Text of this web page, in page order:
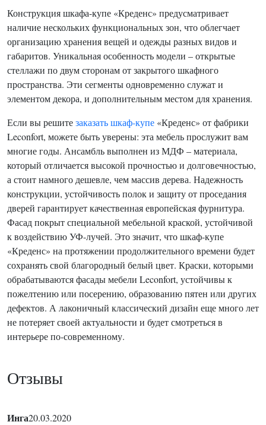
Конструкция шкафа-купе «Креденс» предусматривает
наличие нескольких функциональных зон, что облегчает
организацию хранения вещей и одежды разных видов и
габаритов. Уникальная особенность модели – открытые
стеллажи по двум сторонам от закрытого шкафного
пространства. Эти сегменты одновременно служат и
элементом декора, и дополнительным местом для хранения.
Если вы решитезаказать шкаф-купе «Креденс» от фабрики
Leconfort, можете быть уверены: эта мебель прослужит вам
многие годы. Ансамбль выполнен из МДФ – материала,
который отличается высокой прочностью и долговечностью,
а стоит намного дешевле, чем массив дерева. Надежность
конструкции, устойчивость полок и защиту от проседания
дверей гарантирует качественная европейская фурнитура.
Фасад покрыт специальной мебельной краской, устойчивой
к воздействию УФ-лучей. Это значит, что шкаф-купе
«Креденс» на протяжении продолжительного времени будет
сохранять свой благородный белый цвет. Краски, которыми
обрабатываются фасады мебели Leconfort, устойчивы к
пожелтению или посерению, образованию пятен или других
дефектов. А лаконичный классический дизайн еще много лет
не потеряет своей актуальности и будет смотреться в
интерьере по-современному.
Отзывы
Инга20.03.2020